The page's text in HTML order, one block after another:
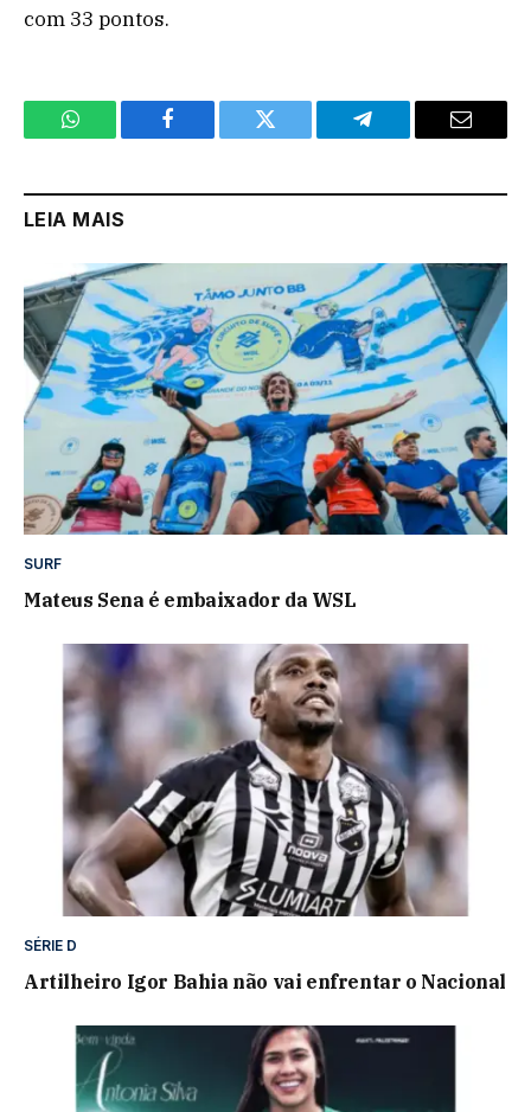
com 33 pontos.
WhatsApp Facebook Twitter Telegram Email
LEIA MAIS
SURF
Mateus Sena é embaixador da WSL
SÉRIE D
Artilheiro Igor Bahia não vai enfrentar o Nacional